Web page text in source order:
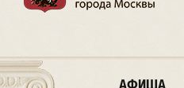
АФИША